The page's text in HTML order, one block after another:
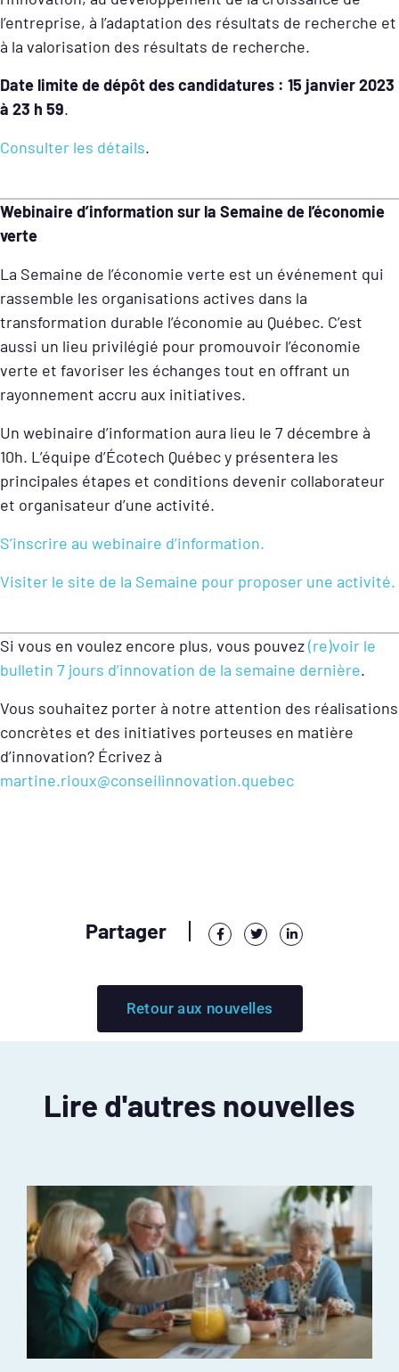
l’entreprise, à l’adaptation des résultats de recherche et
à la valorisation des résultats de recherche.
Date limite de dépôt des candidatures : 15 janvier 2023
à 23 h 59.
Consulter les détails.
Webinaire d’information sur la Semaine de l’économie
verte
La Semaine de l’économie verte est un événement qui
rassemble les organisations actives dans la
transformation durable l’économie au Québec. C’est
aussi un lieu privilégié pour promouvoir l’économie
verte et favoriser les échanges tout en offrant un
rayonnement accru aux initiatives.
Un webinaire d’information aura lieu le 7 décembre à
10h. L’équipe d’Écotech Québec y présentera les
principales étapes et conditions devenir collaborateur
et organisateur d’une activité.
S’inscrire au webinaire d’information.
Visiter le site de la Semaine pour proposer une activité.
Si vous en voulez encore plus, vous pouvez(re)voir le
bulletin 7 jours d’innovation de la semaine dernière.
Vous souhaitez porter à notre attention des réalisations
concrètes et des initiatives porteuses en matière
d’innovation? Écrivez à
martine.rioux@conseilinnovation.quebec
Partager
Retour aux nouvelles
Lire d'autres nouvelles